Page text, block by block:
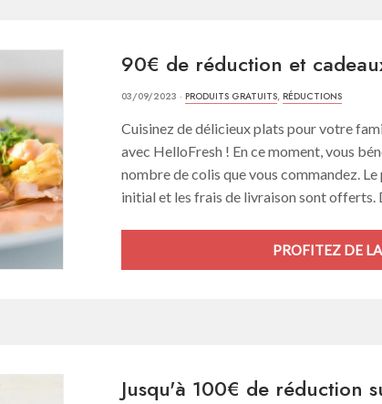
90€ de réduction et
03/09/2023 · PRODUITS GRATUITS, RÉDUCTIONS
Cuisinez de délicieux plats pour votre
avec HelloFresh ! En ce moment, vous
nombre de colis que vous commandez.
initial et les frais de livraison sont offerts.
PROFITEZ DE
Jusqu'à 100€ de réduction